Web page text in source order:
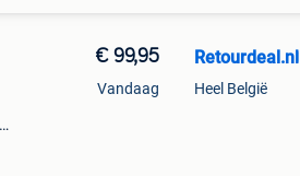
€ 99,95
Vandaag
Retourdeal.nl
Heel België